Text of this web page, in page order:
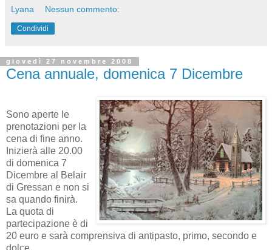
Lyana Nessun commento:
Condividi
giovedì 27 novembre 2008
Cena annuale, domenica 7 Dicembre
Sono aperte le
prenotazioni per la
cena di fine anno.
Inizierà alle 20.00
di domenica 7
Dicembre al Belair
di Gressan e non si
sa quando finirà.
La quota di
partecipazione è di
20 euro e sarà comprensiva di antipasto, primo, secondo e